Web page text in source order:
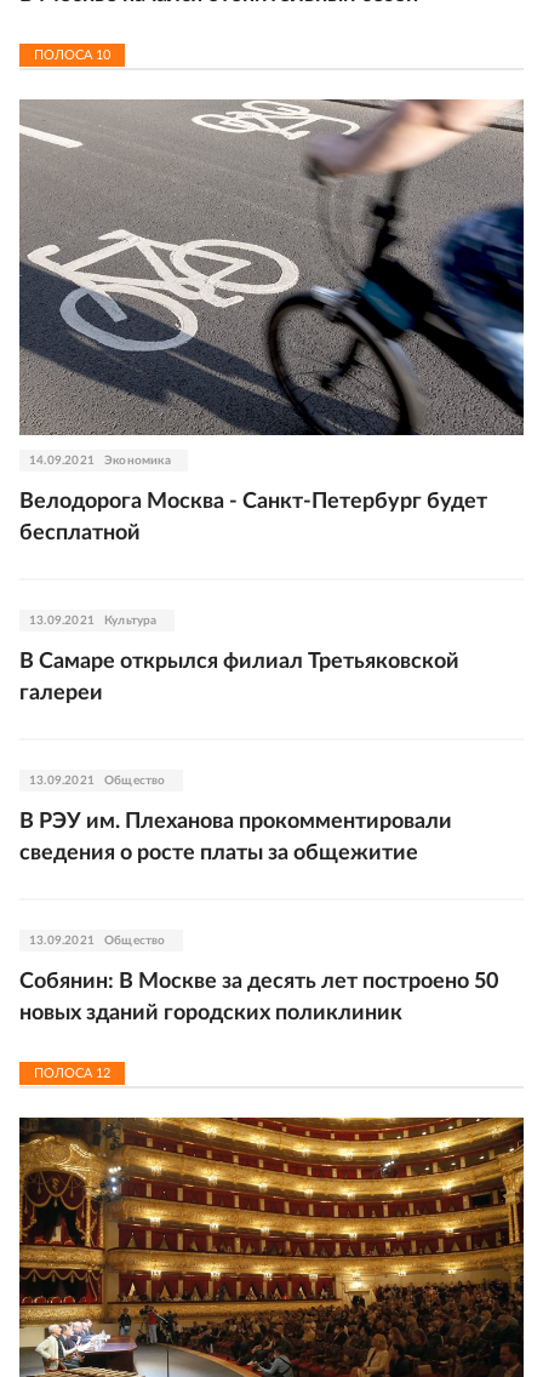
ПОЛОСА 10
14.09.2021 Экономика
Велодорога Москва - Санкт-Петербург будет
бесплатной
13.09.2021 Культура
В Самаре открылся филиал Третьяковской
галереи
13.09.2021 Общество
В РЭУ им. Плеханова прокомментировали
сведения о росте платы за общежитие
13.09.2021 Общество
Собянин: В Москве за десять лет построено 50
новых зданий городских поликлиник
ПОЛОСА 12